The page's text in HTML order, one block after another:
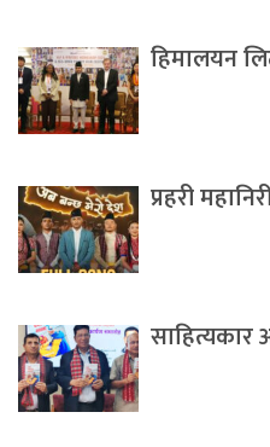
हिमालयन
प्रहरी
साहित्यकार